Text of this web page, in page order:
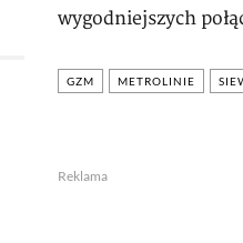
wygodniejszych
GZM METROLINIE
Reklama